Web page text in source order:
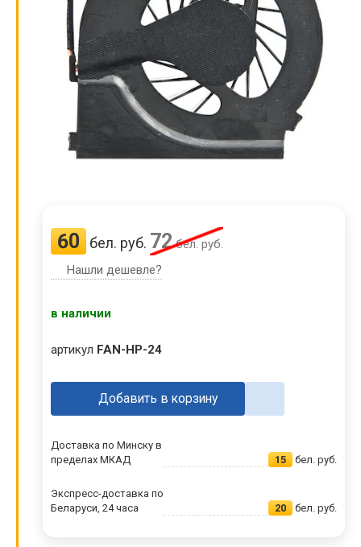
60 бел. руб. 72бел. руб.
Нашли дешевле?
в наличии
артикул FAN-HP-24
Добавить в корзину
Доставка по Минску в
пределах МКАД
15 бел. руб.
Экспресс-доставка по
Беларуси, 24 часа
20 бел. руб.